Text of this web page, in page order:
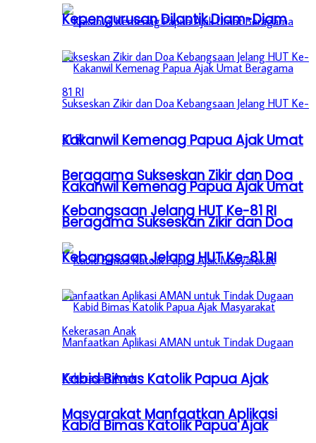
Kakanwil Kemenag Papua Ajak Umat
Beragama Sukseskan Zikir dan Doa
Kebangsaan Jelang HUT Ke-81 RI
Kabid Bimas Katolik Papua Ajak
Masyarakat Manfaatkan Aplikasi
Kepengurusan Dilantik Diam-Diam
Kakanwil Kemenag Papua Ajak Umat
Beragama Sukseskan Zikir dan Doa
Kebangsaan Jelang HUT Ke-81 RI
Kabid Bimas Katolik Papua Ajak